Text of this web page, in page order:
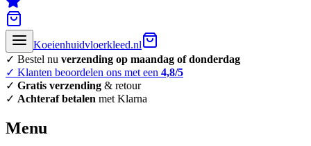
Koeienhuidvloerkleed.nl
✓ Bestel nu verzending op maandag of donderdag
✓ Klanten beoordelen ons met een 4,8/5
✓ Gratis verzending & retour
✓ Achteraf betalen met Klarna
Menu